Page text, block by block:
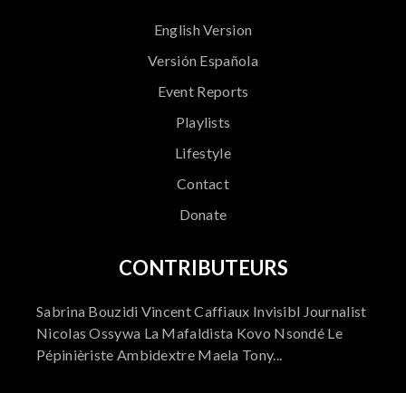
English Version
Versión Española
Event Reports
Playlists
Lifestyle
Contact
Donate
CONTRIBUTEURS
Sabrina Bouzidi Vincent Caffiaux Invisibl Journalist
Nicolas Ossywa La Mafaldista Kovo Nsondé Le
Pépinièriste Ambidextre Maela Tony...